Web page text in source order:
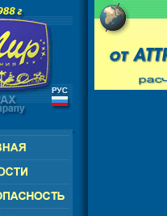
- АМЕРИКА -